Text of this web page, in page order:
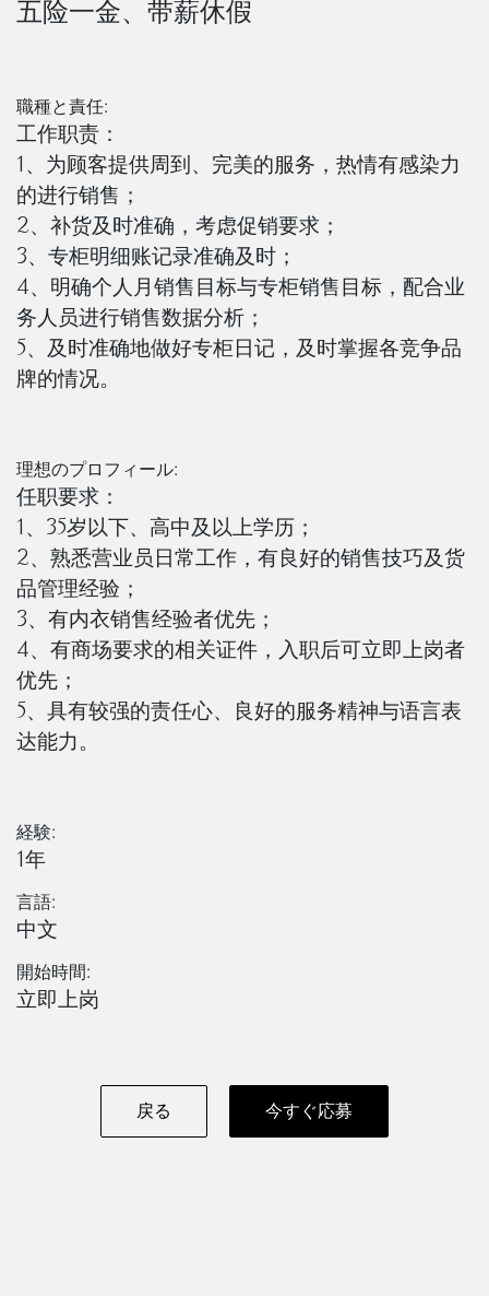
五险一金、带薪休假
職種と責任:
工作职责：
1、为顾客提供周到、完美的服务，热情有感染力
的进行销售；
2、补货及时准确，考虑促销要求；
3、专柜明细账记录准确及时；
4、明确个人月销售目标与专柜销售目标，配合业
务人员进行销售数据分析；
5、及时准确地做好专柜日记，及时掌握各竞争品
牌的情况。
理想のプロフィール:
任职要求：
1、35岁以下、高中及以上学历；
2、熟悉营业员日常工作，有良好的销售技巧及货
品管理经验；
3、有内衣销售经验者优先；
4、有商场要求的相关证件，入职后可立即上岗者
优先；
5、具有较强的责任心、良好的服务精神与语言表
达能力。
経験:
1年
言語:
中文
開始時間:
立即上岗
戻る 今すぐ応募